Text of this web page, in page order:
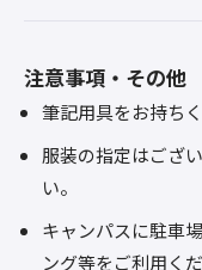
注意事項・その他
筆記用具をお持ち
服装の指定はござ
い。
キャンパスに駐車
ング等をご利用くだ